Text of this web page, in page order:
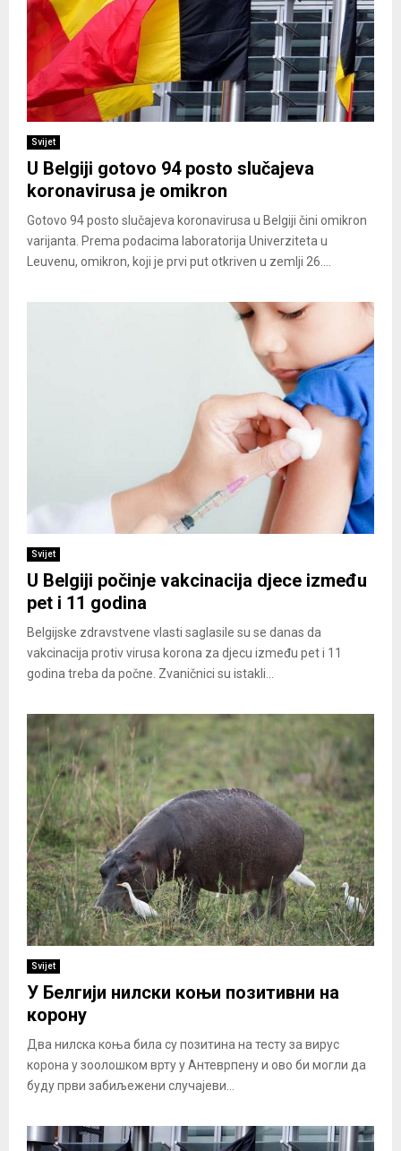
Svijet
U Belgiji gotovo 94 posto slučajeva
koronavirusa je omikron
Gotovo 94 posto slučajeva koronavirusa u Belgiji čini omikron
varijanta. Prema podacima laboratorija Univerziteta u
Leuvenu, omikron, koji je prvi put otkriven u zemlji 26....
Svijet
U Belgiji počinje vakcinacija djece između
pet i 11 godina
Belgijske zdravstvene vlasti saglasile su se danas da
vakcinacija protiv virusa korona za djecu između pet i 11
godina treba da počne. Zvaničnici su istakli...
Svijet
У Белгији нилски коњи позитивни на
корону
Два нилска коња била су позитина на тесту за вирус
корона у зоолошком врту у Антеврпену и ово би могли да
буду први забиљежени случајеви...